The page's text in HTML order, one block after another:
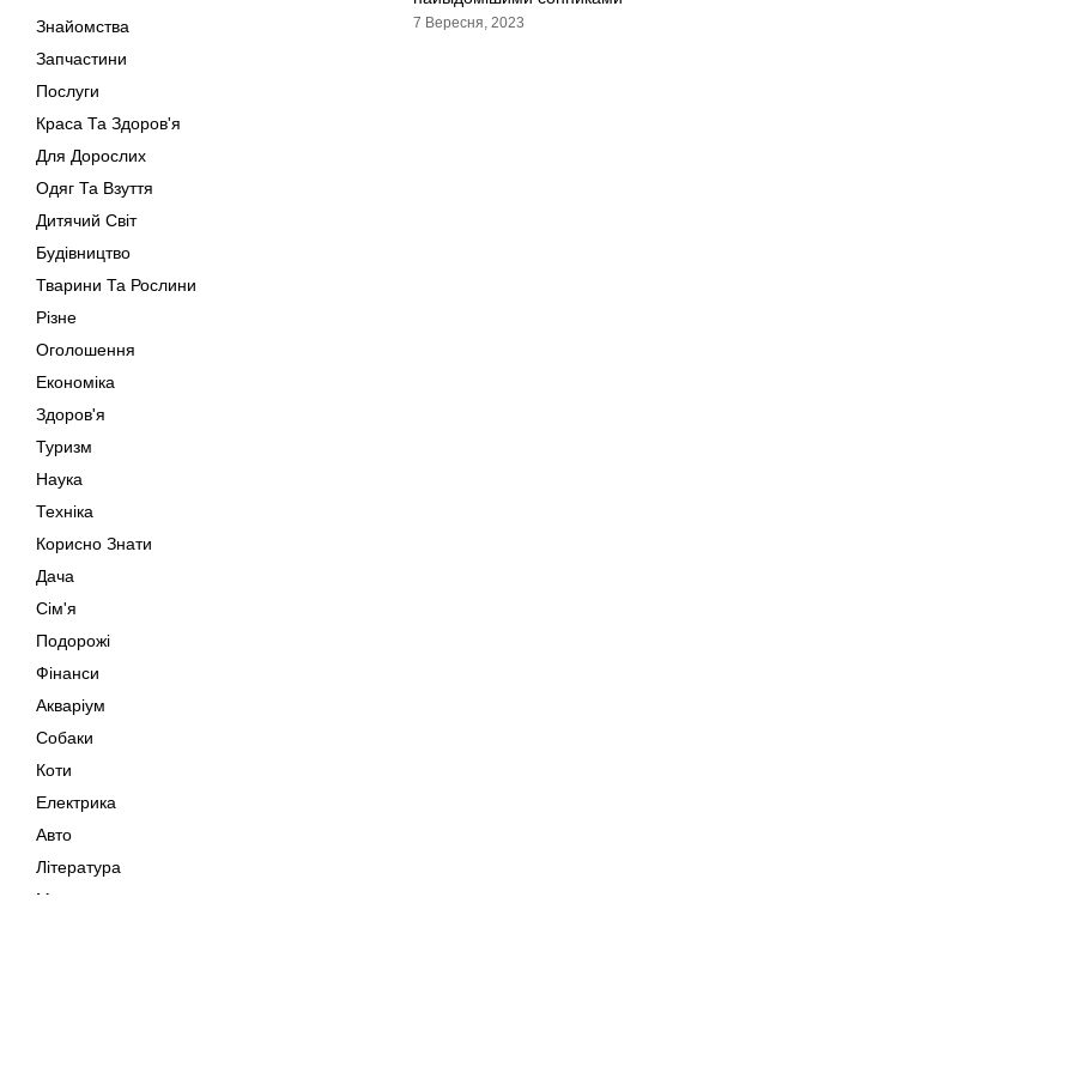
Знайомства
Запчастини
Послуги
Краса Та Здоров'я
Для Дорослих
Одяг Та Взуття
Дитячий Світ
Будівництво
Тварини Та Рослини
Різне
Оголошення
Економіка
Здоров'я
Туризм
Наука
Техніка
Корисно Знати
Дача
Сім'я
Подорожі
Фінанси
Акваріум
Собаки
Коти
Електрика
Авто
Література
Музика
7 Вересня, 2023